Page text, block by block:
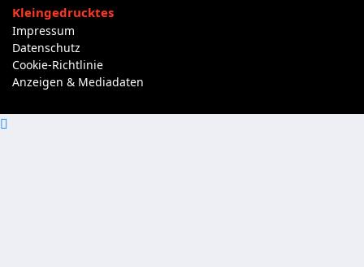
Kleingedrucktes
Impressum
Datenschutz
Cookie-Richtlinie
Anzeigen & Mediadaten